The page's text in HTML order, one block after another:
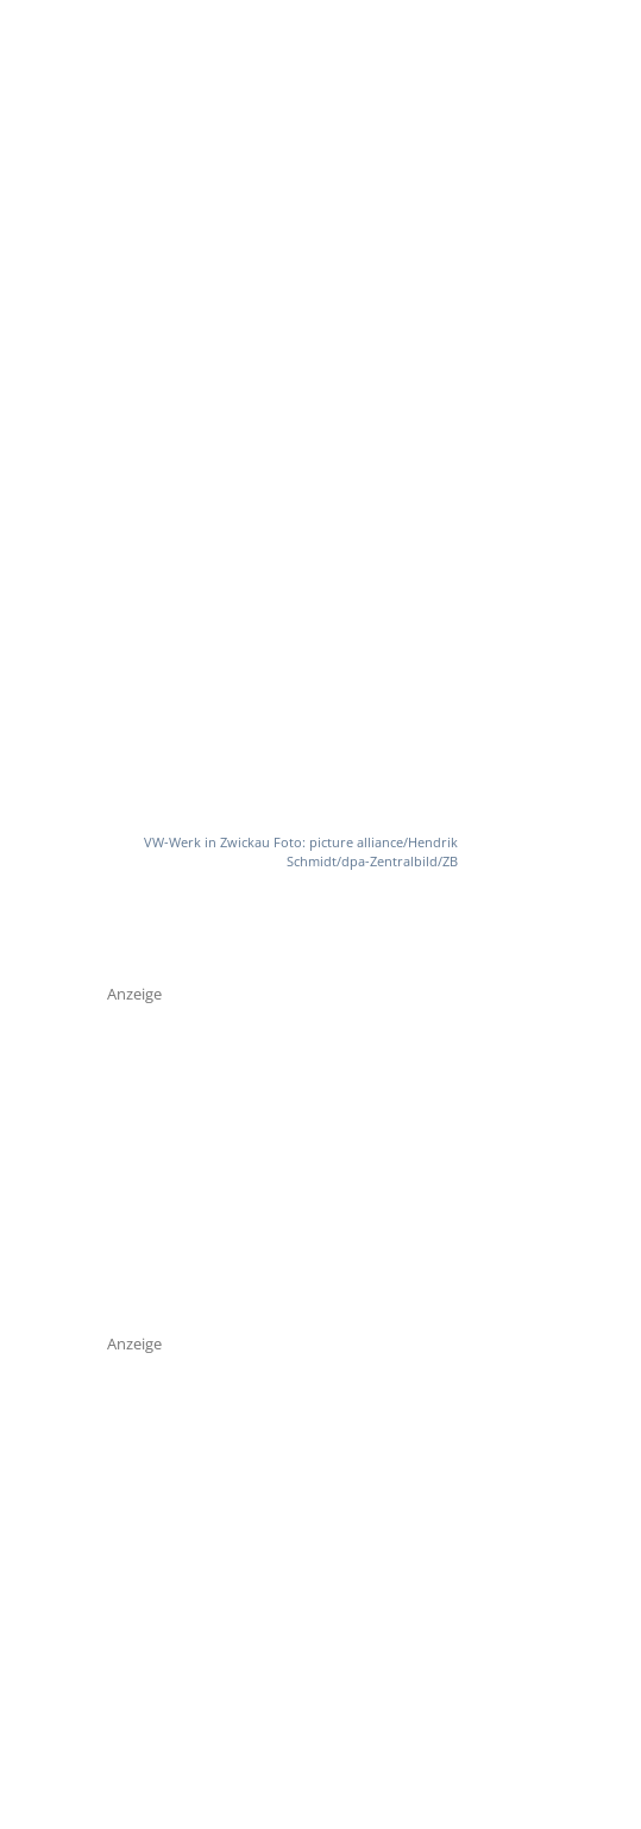
VW-Werk in Zwickau Foto: picture alliance/Hendrik
Schmidt/dpa-Zentralbild/ZB
Anzeige
Anzeige